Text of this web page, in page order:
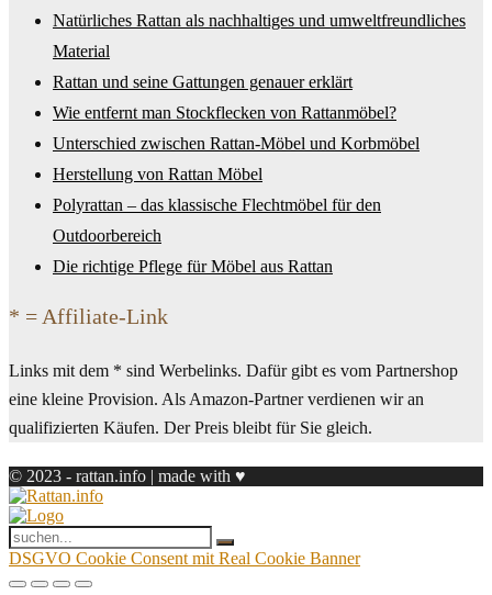
Natürliches Rattan als nachhaltiges und umweltfreundliches
Material
Rattan und seine Gattungen genauer erklärt
Wie entfernt man Stockflecken von Rattanmöbel?
Unterschied zwischen Rattan-Möbel und Korbmöbel
Herstellung von Rattan Möbel
Polyrattan – das klassische Flechtmöbel für den
Outdoorbereich
Die richtige Pflege für Möbel aus Rattan
* = Affiliate-Link
Links mit dem * sind Werbelinks. Dafür gibt es vom Partnershop
eine kleine Provision. Als Amazon-Partner verdienen wir an
qualifizierten Käufen. Der Preis bleibt für Sie gleich.
© 2023 - rattan.info | made with ♥
DSGVO Cookie Consent mit Real Cookie Banner